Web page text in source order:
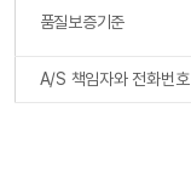
품질보증기준
A/S 책임자와 전화번호